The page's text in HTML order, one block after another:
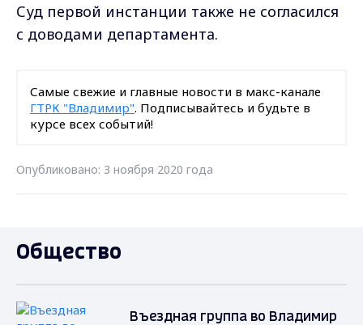
Суд первой инстанции также не согласился
с доводами департамента.
Самые свежие и главные новости в макс-канале
ГТРК "Владимир". Подписывайтесь и будьте в
курсе всех событий!
Опубликовано: 3 ноября 2020 года
Общество
Въездная группа во Владимир